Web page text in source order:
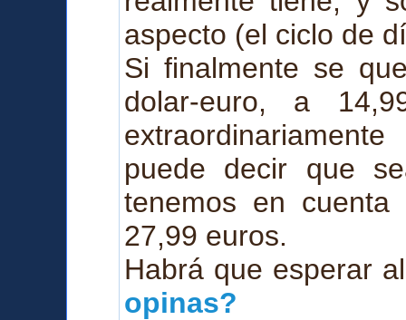
aspecto (el ciclo de
Si finalmente se
dolar-euro, a
puede decir que
tenemos en
27,99 euros.
Habrá que esperar
opinas?